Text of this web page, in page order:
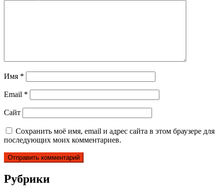
Имя *
Email *
Сайт
Сохранить моё имя, email и адрес сайта в этом браузере для
последующих моих комментариев.
Рубрики